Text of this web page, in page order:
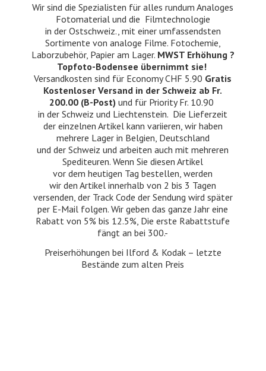
Wir sind die Spezialisten für alles rundum Analoges
Fotomaterial und die Filmtechnologie
in der Ostschweiz., mit einer umfassendsten
Sortimente von analoge Filme. Fotochemie,
Laborzubehör, Papier am Lager. MWST Erhöhung ?
Topfoto-Bodensee übernimmt sie!
Versandkosten sind für Economy CHF 5.90 Gratis
Kostenloser Versand in der Schweiz ab Fr.
200.00 (B-Post) und für Priority Fr. 10.90
in der Schweiz und Liechtenstein. Die Lieferzeit
der einzelnen Artikel kann variieren, wir haben
mehrere Lager in Belgien, Deutschland
und der Schweiz und arbeiten auch mit mehreren
Spediteuren. Wenn Sie diesen Artikel
vor dem heutigen Tag bestellen, werden
wir den Artikel innerhalb von 2 bis 3 Tagen
versenden, der Track Code der Sendung wird später
per E-Mail folgen. Wir geben das ganze Jahr eine
Rabatt von 5% bis 12.5%, Die erste Rabattstufe
fängt an bei 300.-
Preiserhöhungen bei Ilford & Kodak – letzte
Bestände zumalten Preis